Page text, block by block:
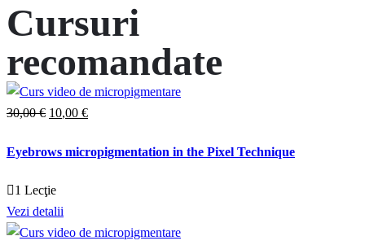
Cursuri
recomandate
30,00 € Prețul
a
30,00 €.
10,00 €
este:
Eyebrows micropigmentation in the Pixel Technique
1 Lecţie
Vezi detalii